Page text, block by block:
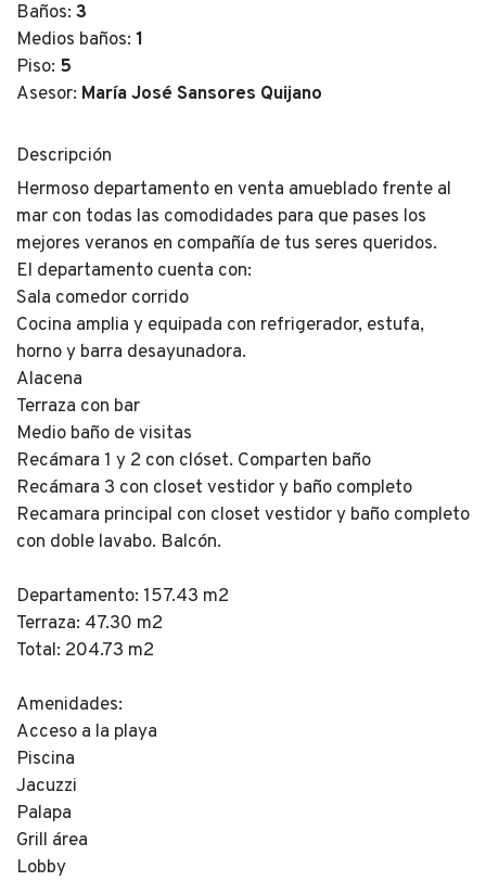
Baños: 3
Medios baños: 1
Piso: 5
Asesor: María José Sansores Quijano
Descripción
Hermoso departamento en venta amueblado frente al
mar con todas las comodidades para que pases los
mejores veranos en compañía de tus seres queridos.
El departamento cuenta con:
Sala comedor corrido
Cocina amplia y equipada con refrigerador, estufa,
horno y barra desayunadora.
Alacena
Terraza con bar
Medio baño de visitas
Recámara 1 y 2 con clóset. Comparten baño
Recámara 3 con closet vestidor y baño completo
Recamara principal con closet vestidor y baño completo
con doble lavabo. Balcón.
Departamento: 157.43 m2
Terraza: 47.30 m2
Total: 204.73 m2
Amenidades:
Acceso a la playa
Piscina
Jacuzzi
Palapa
Grill área
Lobby